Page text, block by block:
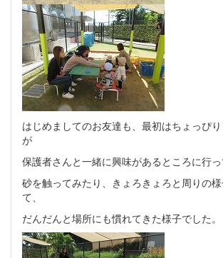
はじめましてのお友達も、最初はちょっぴ
が
保護者さんと一緒に興味があるところに行っ
砂を触ってみたり、きょろきょろと周りの
て、
だんだんと場所にも慣れてきた様子でした。